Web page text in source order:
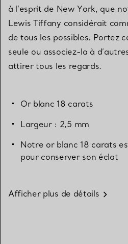
à l’esprit de New York, que
Lewis Tiffany considérait
de tous les possibles. Portez
seule ou associez-la à
attirer tous les regards.
Or blanc 18 carats
Largeur : 2,5 mm
Notre or blanc 18 carats
pour conserver son éclat
Afficher plus de détails